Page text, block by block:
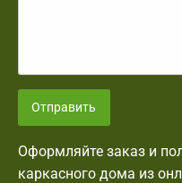
Отправить
Оформляйте заказ и
каркасного дома из